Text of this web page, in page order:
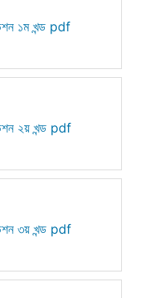
১ম খন্ড pdf
২য় খন্ড pdf
৩য় খন্ড pdf